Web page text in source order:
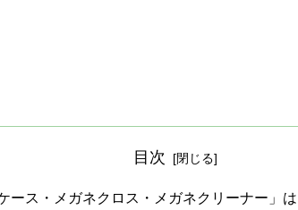
目次
ース・メガネクロス・メガネクリーナー」